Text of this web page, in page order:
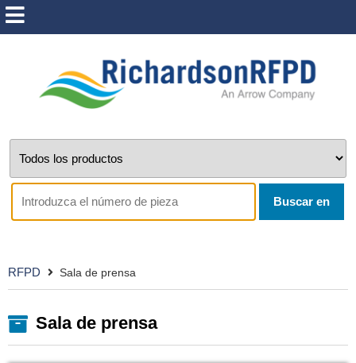
Buscar en
RFPD Sala de prensa
Sala de prensa